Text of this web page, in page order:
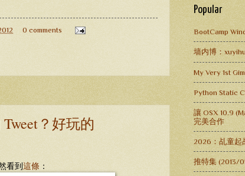
0 comments
？好玩的
看到這條 ：
Popular
BootCamp
墙内博：
My Very 1st
Python Static
讓 OSX 10.9
完美合作
2026：乩童起
推特集 (2013/